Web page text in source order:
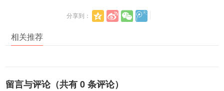
分享到：
相关推荐
留言与评论（共有0条评论）